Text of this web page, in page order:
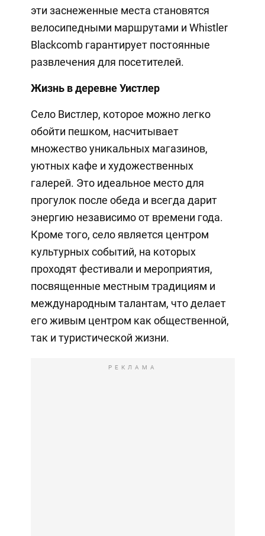
эти заснеженные места становятся
велосипедными маршрутами и Whistler
Blackcomb гарантирует постоянные
развлечения для посетителей.
Жизнь в деревне Уистлер
Село Вистлер, которое можно легко
обойти пешком, насчитывает
множество уникальных магазинов,
уютных кафе и художественных
галерей. Это идеальное место для
прогулок после обеда и всегда дарит
энергию независимо от времени года.
Кроме того, село является центром
культурных событий, на которых
проходят фестивали и мероприятия,
посвященные местным традициям и
международным талантам, что делает
его живым центром как общественной,
так и туристической жизни.
РЕКЛАМА